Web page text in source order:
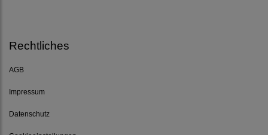
Rechtliches
AGB
Impressum
Datenschutz